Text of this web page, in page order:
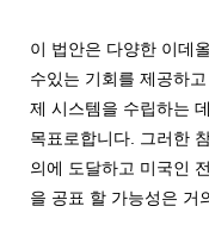
이 법안은 다양한 이데
수있는 기회를 제공하
제 시스템을 수립하는
목표로합니다. 그러한
의에 도달하고 미국인
을 공표 할 가능성은 거